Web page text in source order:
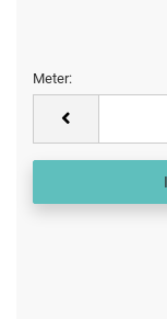
Meter: